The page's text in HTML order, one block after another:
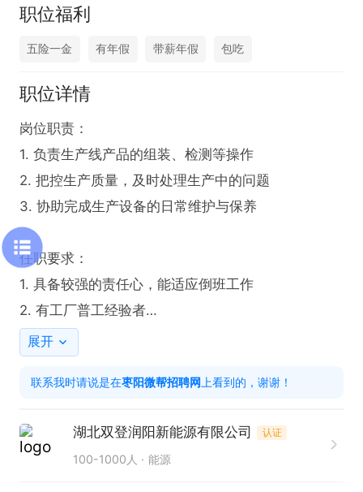
职位福利
五险一金 有年假 带薪年假 包吃
职位详情
岗位职责：
1. 负责生产线产品的组装、检测等操作
2. 把控生产质量，及时处理生产中的问题
3. 协助完成生产设备的日常维护与保养
任职要求：
1. 具备较强的责任心，能适应倒班工作
2. 有工厂普工经验者
展开
联系我时请说是在枣阳微帮招聘网 上看到的，谢谢！
湖北双登润阳新能源有限公司 认证
100-1000人 能源